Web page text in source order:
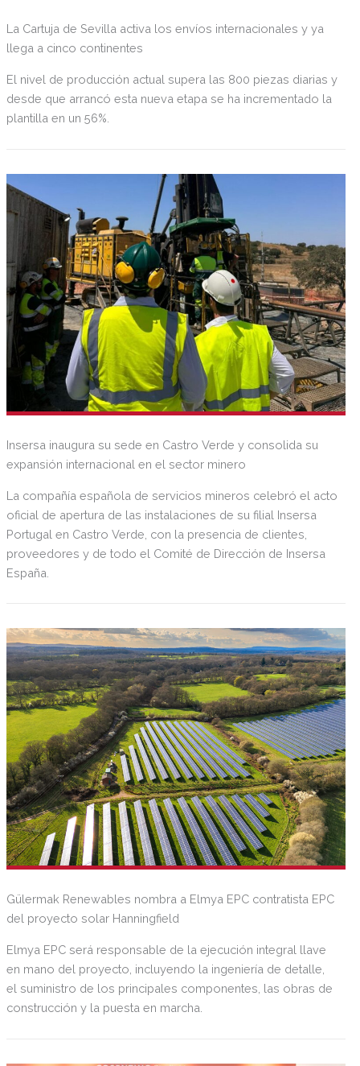
La Cartuja de Sevilla activa los envíos internacionales y ya
llega a cinco continentes
El nivel de producción actual supera las 800 piezas diarias y
desde que arrancó esta nueva etapa se ha incrementado la
plantilla en un 56%.
Insersa inaugura su sede en Castro Verde y consolida su
expansión internacional en el sector minero
La compañía española de servicios mineros celebró el acto
oficial de apertura de las instalaciones de su filial Insersa
Portugal en Castro Verde, con la presencia de clientes,
proveedores y de todo el Comité de Dirección de Insersa
España.
Gülermak Renewables nombra a Elmya EPC contratista EPC
del proyecto solar Hanningfield
Elmya EPC será responsable de la ejecución integral llave
en mano del proyecto, incluyendo la ingeniería de detalle,
el suministro de los principales componentes, las obras de
construcción y la puesta en marcha.